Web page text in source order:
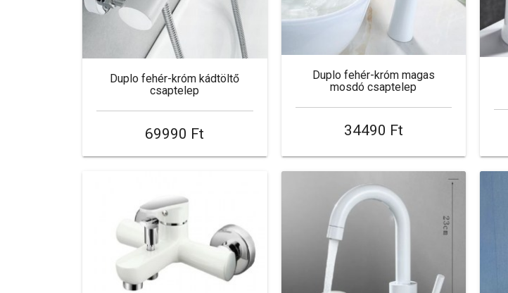
Duplo fehér-króm kádtöltő
csaptelep
69990 Ft
Duplo fehér-króm magas
mosdó csaptelep
34490 Ft